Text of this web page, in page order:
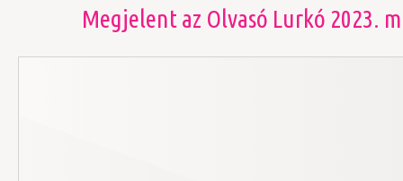
Megjelent az Olvasó Lurkó 2023.